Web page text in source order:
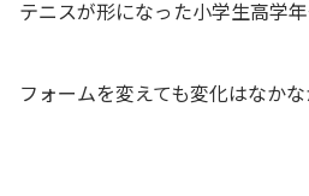
テニスが形になった小学生高学
フォームを変えても変化はなかな